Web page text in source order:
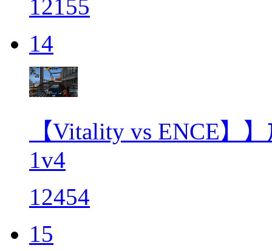
12155
14
【Vitality vs ENCE】
1v4
12454
15